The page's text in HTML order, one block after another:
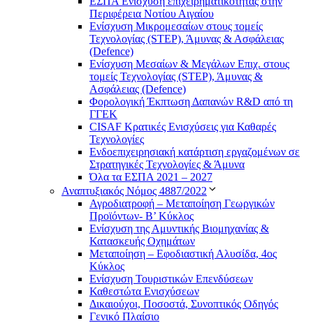
Περιφέρεια Νοτίου Αιγαίου
Ενίσχυση Μικρομεσαίων στους τομείς
Τεχνολογίας (STEP), Άμυνας & Ασφάλειας
(Defence)
Ενίσχυση Μεσαίων & Μεγάλων Επιχ. στους
τομείς Τεχνολογίας (STEP), Άμυνας &
Ασφάλειας (Defence)
Φορολογική Έκπτωση Δαπανών R&D από τη
ΓΓΕΚ
CISAF Κρατικές Ενισχύσεις για Καθαρές
Τεχνολογίες
Ενδοεπιχειρησιακή κατάρτιση εργαζομένων σε
Στρατηγικές Τεχνολογίες & Άμυνα
Όλα τα ΕΣΠΑ 2021 – 2027
Αναπτυξιακός Νόμος 4887/2022
Αγροδιατροφή – Μεταποίηση Γεωργικών
Προϊόντων- Β’ Κύκλος
Eνίσχυση της Αμυντικής Βιομηχανίας &
Κατασκευής Οχημάτων
Μεταποίηση – Εφοδιαστική Αλυσίδα, 4ος
Κύκλος
Ενίσχυση Τουριστικών Επενδύσεων
Καθεστώτα Ενισχύσεων
Δικαιούχοι, Ποσοστά, Συνοπτικός Οδηγός
Γενικό Πλαίσιο